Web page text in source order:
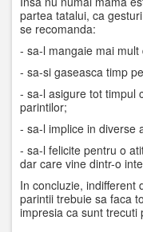
partea tatalui, ca
se recomanda:
- sa-l mangaie mai mult
- sa-si gaseasca timp
- sa-l asigure tot timpul
parintilor;
- sa-l implice in diverse
- sa-l felicite pentru o
dar care vine dintr-o
In concluzie, indifferent
parintii trebuie sa faca
impresia ca sunt trecuti